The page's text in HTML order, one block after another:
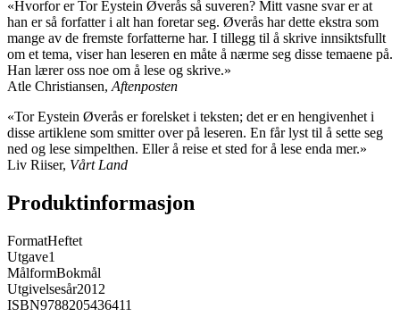
«Hvorfor er Tor Eystein Øverås så suveren? Mitt vasne svar er at
han er så forfatter i alt han foretar seg. Øverås har dette ekstra som
mange av de fremste forfatterne har. I tillegg til å skrive innsiktsfullt
om et tema, viser han leseren en måte å nærme seg disse temaene på.
Han lærer oss noe om å lese og skrive.»
Atle Christiansen, Aftenposten
«Tor Eystein Øverås er forelsket i teksten; det er en hengivenhet i
disse artiklene som smitter over på leseren. En får lyst til å sette seg
ned og lese simpelthen. Eller å reise et sted for å lese enda mer.»
Liv Riiser, Vårt Land
Produktinformasjon
FormatHeftet
Utgave1
MålformBokmål
Utgivelsesår2012
ISBN9788205436411